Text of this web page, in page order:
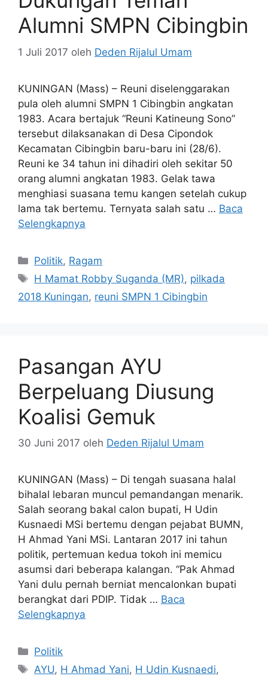
Alumni SMPN Cibingbin
1 Juli 2017 oleh Deden Rijalul Umam
KUNINGAN (Mass) – Reuni diselenggarakan
pula oleh alumni SMPN 1 Cibingbin angkatan
1983. Acara bertajuk “Reuni Katineung Sono”
tersebut dilaksanakan di Desa Cipondok
Kecamatan Cibingbin baru-baru ini (28/6).
Reuni ke 34 tahun ini dihadiri oleh sekitar 50
orang alumni angkatan 1983. Gelak tawa
menghiasi suasana temu kangen setelah cukup
lama tak bertemu. Ternyata salah satu … Baca
Selengkapnya
Kategori
Politik, Ragam
Tag
H Mamat Robby Suganda (MR), pilkada
2018 Kuningan, reuni SMPN 1 Cibingbin
Pasangan AYU
Berpeluang Diusung
Koalisi Gemuk
30 Juni 2017 oleh Deden Rijalul Umam
KUNINGAN (Mass) – Di tengah suasana halal
bihalal lebaran muncul pemandangan menarik.
Salah seorang bakal calon bupati, H Udin
Kusnaedi MSi bertemu dengan pejabat BUMN,
H Ahmad Yani MSi. Lantaran 2017 ini tahun
politik, pertemuan kedua tokoh ini memicu
asumsi dari beberapa kalangan. “Pak Ahmad
Yani dulu pernah berniat mencalonkan bupati
berangkat dari PDIP. Tidak … Baca
Selengkapnya
Kategori
Politik
Tag
AYU, H Ahmad Yani, H Udin Kusnaedi,